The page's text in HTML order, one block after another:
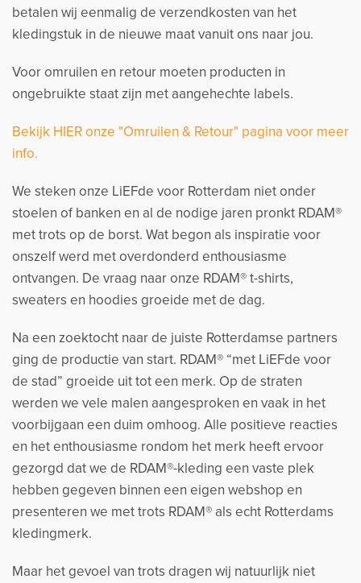
betalen wij eenmalig de verzendkosten van het
kledingstuk in de nieuwe maat vanuit ons naar jou.
Voor omruilen en retour moeten producten in
ongebruikte staat zijn met aangehechte labels.
Bekijk HIER onze "Omruilen & Retour" pagina voor meer
info.
We steken onze LiEFde voor Rotterdam niet onder
stoelen of banken en al de nodige jaren pronkt RDAM®
met trots op de borst. Wat begon als inspiratie voor
onszelf werd met overdonderd enthousiasme
ontvangen. De vraag naar onze RDAM® t-shirts,
sweaters en hoodies groeide met de dag.
Na een zoektocht naar de juiste Rotterdamse partners
ging de productie van start. RDAM® “met LiEFde voor
de stad” groeide uit tot een merk. Op de straten
werden we vele malen aangesproken en vaak in het
voorbijgaan een duim omhoog. Alle positieve reacties
en het enthousiasme rondom het merk heeft ervoor
gezorgd dat we de RDAM®-kleding een vaste plek
hebben gegeven binnen een eigen webshop en
presenteren we met trots RDAM® als echt Rotterdams
kledingmerk.
Maar het gevoel van trots dragen wij natuurlijk niet